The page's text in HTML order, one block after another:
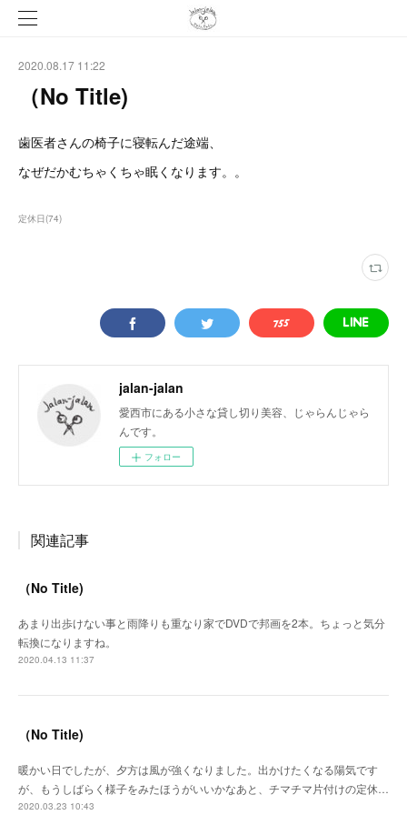
2020.08.17 11:22
（No Title)
歯医者さんの椅子に寝転んだ途端、
なぜだかむちゃくちゃ眠くなります。。
定休日(74)
jalan-jalan
愛西市にある小さな貸し切り美容、じゃらんじゃら
んです。
フォロー
関連記事
（No Title)
あまり出歩けない事と雨降りも重なり家でDVDで邦画を2本。ちょっと気分
転換になりますね。
2020.04.13 11:37
（No Title)
暖かい日でしたが、夕方は風が強くなりました。出かけたくなる陽気です
が、もうしばらく様子をみたほうがいいかなあと、チマチマ片付けの定休…
2020.03.23 10:43